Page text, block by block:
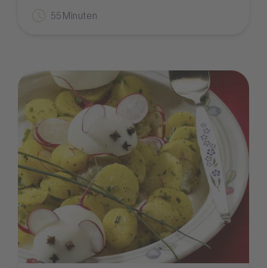
55 Minuten